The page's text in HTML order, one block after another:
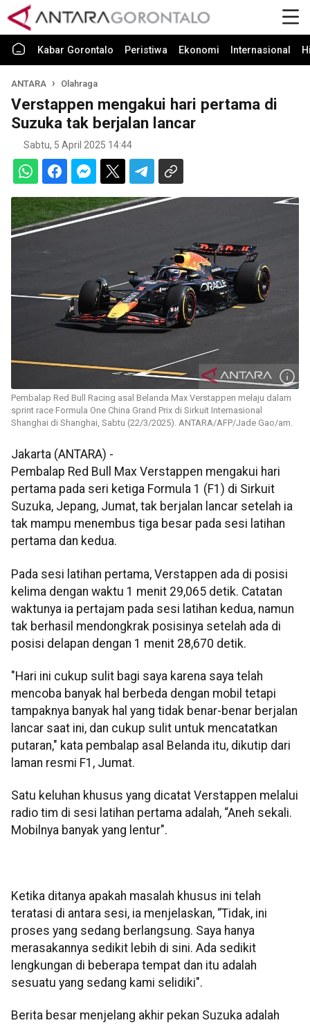
Kabar Gorontalo Peristiwa Ekonomi Internasional
ANTARA Olahraga
Verstappen mengakui hari pertama di
Suzuka tak berjalan lancar
Sabtu, 5 April 2025 14:44
Pembalap Red Bull Racing asal Belanda Max Verstappen melaju dalam
sprint race Formula One China Grand Prix di Sirkuit Internasional
Shanghai di Shanghai, Sabtu (22/3/2025). ANTARA/AFP/Jade Gao/am.
Jakarta (ANTARA) -
Pembalap Red Bull Max Verstappen mengakui hari
pertama pada seri ketiga Formula 1 (F1) di Sirkuit
Suzuka, Jepang, Jumat, tak berjalan lancar setelah ia
tak mampu menembus tiga besar pada sesi latihan
pertama dan kedua.
Pada sesi latihan pertama, Verstappen ada di posisi
kelima dengan waktu 1 menit 29,065 detik. Catatan
waktunya ia pertajam pada sesi latihan kedua, namun
tak berhasil mendongkrak posisinya setelah ada di
posisi delapan dengan 1 menit 28,670 detik.
"Hari ini cukup sulit bagi saya karena saya telah
mencoba banyak hal berbeda dengan mobil tetapi
tampaknya banyak hal yang tidak benar-benar berjalan
lancar saat ini, dan cukup sulit untuk mencatatkan
putaran," kata pembalap asal Belanda itu, dikutip dari
laman resmi F1, Jumat.
Satu keluhan khusus yang dicatat Verstappen melalui
radio tim di sesi latihan pertama adalah, “Aneh sekali.
Mobilnya banyak yang lentur".
Ketika ditanya apakah masalah khusus ini telah
teratasi di antara sesi, ia menjelaskan, “Tidak, ini
proses yang sedang berlangsung. Saya hanya
merasakannya sedikit lebih di sini. Ada sedikit
lengkungan di beberapa tempat dan itu adalah
sesuatu yang sedang kami selidiki".
Berita besar menjelang akhir pekan Suzuka adalah